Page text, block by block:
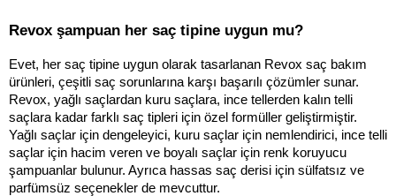
Revox şampuan her saç tipine uygun mu?
Evet, her saç tipine uygun olarak tasarlanan Revox saç bakım
ürünleri, çeşitli saç sorunlarına karşı başarılı çözümler sunar.
Revox, yağlı saçlardan kuru saçlara, ince tellerden kalın telli
saçlara kadar farklı saç tipleri için özel formüller geliştirmiştir.
Yağlı saçlar için dengeleyici, kuru saçlar için nemlendirici, ince telli
saçlar için hacim veren ve boyalı saçlar için renk koruyucu
şampuanlar bulunur. Ayrıca hassas saç derisi için sülfatsız ve
parfümsüz seçenekler de mevcuttur.